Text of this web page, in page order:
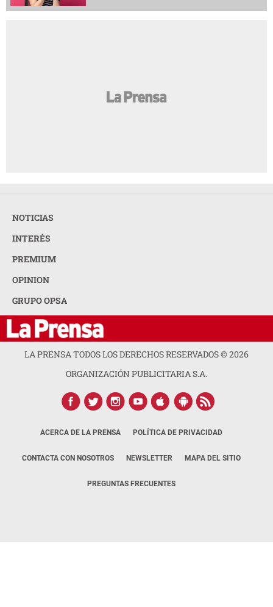
NOTICIAS
INTERÉS
PREMIUM
OPINION
GRUPO OPSA
LA PRENSA TODOS LOS DERECHOS RESERVADOS ©2026
ORGANIZACIÓN PUBLICITARIA S.A.
ACERCA DE LA PRENSA POLÍTICA DE PRIVACIDAD
CONTACTA CON NOSOTROS NEWSLETTER MAPA DEL SITIO
PREGUNTAS FRECUENTES